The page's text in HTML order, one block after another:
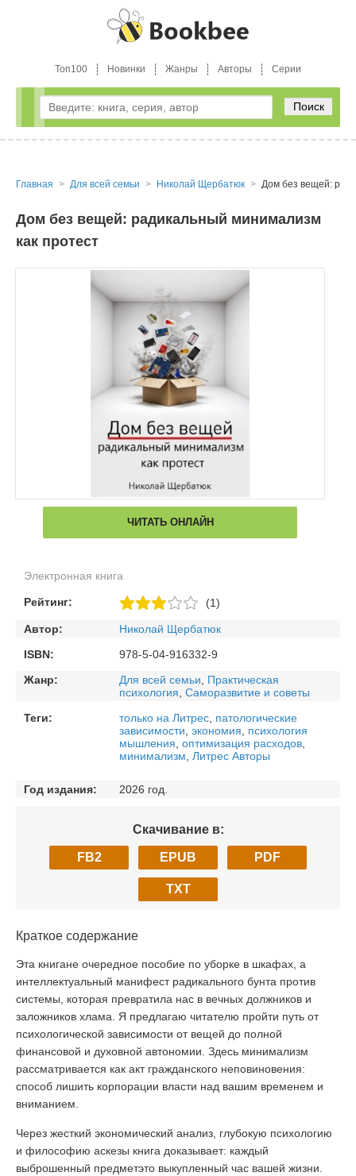
Топ100 Новинки Жанры Авторы Серии
Поиск
Главная Для всей семьи Николай Щербатюк Дом без вещей:
Дом без вещей: радикальный минимализм
как протест
ЧИТАТЬ ОНЛАЙН
Электронная книга
Рейтинг: (1)
Автор:
Николай Щербатюк
ISBN:
978-5-04-916332-9
Жанр:
Для всей семьи
Практическая
психология Саморазвитие и советы
Теги:
только на Литрес патологические
зависимости экономия
психология
мышления оптимизация расходов
минимализм
Литрес Авторы
Год издания: 2026 год.
Скачивание в:
FB2 EPUB PDF
TXT
Краткое содержание
Эта книгане очередное пособие по уборке в шкафах, а
интеллектуальный манифест радикального бунта против
системы, которая превратила нас в вечных должников и
заложников хлама. Я предлагаю читателю пройти путь от
психологической зависимости от вещей до полной
финансовой и духовной автономии. Здесь минимализм
рассматривается как акт гражданского неповиновения:
способ лишить корпорации власти над вашим временем и
вниманием.
Через жесткий экономический анализ, глубокую психологию
и философию аскезы книга доказывает: каждый
выброшенный предметэто выкупленный час вашей жизни.